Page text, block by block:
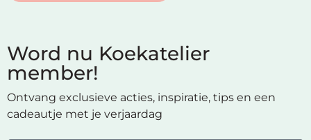
Word nu Koekatelier
member!
Ontvang exclusieve acties, inspiratie, tips en een
cadeautje met je verjaardag